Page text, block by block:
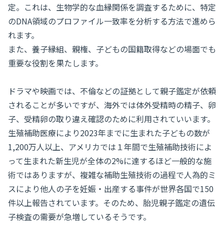
定。これは、生物学的な血縁関係を調査するために、特定
のDNA領域のプロファイル一致率を分析する方法で進めら
れます。
また、養子縁組、親権、子どもの国籍取得などの場面でも
重要な役割を果たします。
ドラマや映画では、不倫などの証拠として親子鑑定が依頼
されることが多いですが、海外では体外受精時の精子、卵
子、受精卵の取り違え確認のために利用されていいます。
生殖補助医療により2023年までに生まれた子どもの数が
1,200万人以上、アメリカでは１年間で生殖補助技術によ
って生まれた新生児が全体の2%に達するほど一般的な施
術ではありますが、複雑な補助生殖技術の過程で人為的ミ
スにより他人の子を妊娠・出産する事件が世界各国で150
件以上報告されています。そのため、胎児親子鑑定の遺伝
子検査の需要が急増しているそうです。